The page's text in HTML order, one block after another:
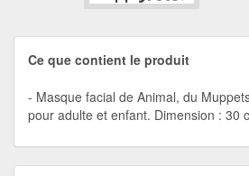
Ce que contient le produit
Masque facial de Animal, du
pour adulte et enfant. Dimension : 30